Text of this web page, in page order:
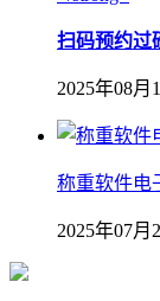
扫码预约过
2025年08月
称重软件电
2025年07月